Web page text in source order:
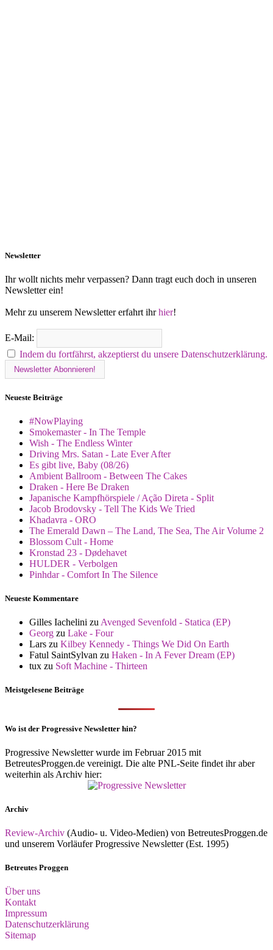
Newsletter
Ihr wollt nichts mehr verpassen? Dann tragt euch doch in unseren
Newsletter ein!
Mehr zu unserem Newsletter erfahrt ihrhier!
E-Mail:
Indem du fortfährst, akzeptierst du unsere Datenschutzerklärung.
Neueste Beiträge
#NowPlaying
Smokemaster - In The Temple
Wish - The Endless Winter
Driving Mrs. Satan - Late Ever After
Es gibt live, Baby (08/26)
Ambient Ballroom - Between The Cakes
Draken - Here Be Draken
Japanische Kampfhörspiele / Ação Direta - Split
Jacob Brodovsky - Tell The Kids We Tried
Khadavra - ORO
The Emerald Dawn – The Land, The Sea, The Air Volume 2
Blossom Cult - Home
Kronstad 23 - Dødehavet
HULDER - Verbolgen
Pinhdar - Comfort In The Silence
Neueste Kommentare
Gilles Iachelini zu Avenged Sevenfold - Statica (EP)
Georg zu Lake - Four
Lars zu Kilbey Kennedy - Things We Did On Earth
Fatul SaintSylvan zu Haken - In A Fever Dream (EP)
tux zu Soft Machine - Thirteen
Meistgelesene Beiträge
Wo ist der Progressive Newsletter hin?
Progressive Newsletter wurde im Februar 2015 mit
BetreutesProggen.de vereinigt. Die alte PNL-Seite findet ihr aber
weiterhin als Archiv hier:
Archiv
Review-Archiv (Audio- u. Video-Medien) von BetreutesProggen.de
und unserem Vorläufer Progressive Newsletter (Est. 1995)
Betreutes Proggen
Über uns
Kontakt
Impressum
Datenschutzerklärung
Sitemap